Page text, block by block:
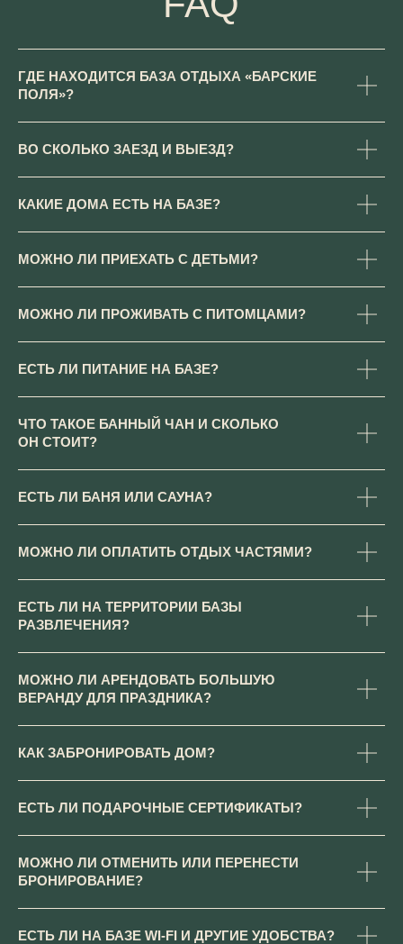
ГДЕ НАХОДИТСЯ БАЗА ОТДЫХА «БАРСКИЕ
ПОЛЯ»?
ВО СКОЛЬКО ЗАЕЗД И ВЫЕЗД?
КАКИЕ ДОМА ЕСТЬ НА БАЗЕ?
МОЖНО ЛИ ПРИЕХАТЬ С ДЕТЬМИ?
МОЖНО ЛИ ПРОЖИВАТЬ С ПИТОМЦАМИ?
ЕСТЬ ЛИ ПИТАНИЕ НА БАЗЕ?
ЧТО ТАКОЕ БАННЫЙ ЧАН И СКОЛЬКО
ОН СТОИТ?
ЕСТЬ ЛИ БАНЯ ИЛИ САУНА?
МОЖНО ЛИ ОПЛАТИТЬ ОТДЫХ ЧАСТЯМИ?
ЕСТЬ ЛИ НА ТЕРРИТОРИИ БАЗЫ
РАЗВЛЕЧЕНИЯ?
МОЖНО ЛИ АРЕНДОВАТЬ БОЛЬШУЮ
ВЕРАНДУ ДЛЯ ПРАЗДНИКА?
КАК ЗАБРОНИРОВАТЬ ДОМ?
ЕСТЬ ЛИ ПОДАРОЧНЫЕ СЕРТИФИКАТЫ?
МОЖНО ЛИ ОТМЕНИТЬ ИЛИ ПЕРЕНЕСТИ
БРОНИРОВАНИЕ?
ЕСТЬ ЛИ НА БАЗЕ WI-FI И ДРУГИЕ УДОБСТВА?
КОНТАКТЫ
МОСКОВСКАЯ ОБЛАСТЬ,
НОВОРИЖСКОЕ ШОССЕ, Д.
СТЕПАНЬКОВО
Яндекс.карты2ГИС
Telegram
Получить обратный звонок